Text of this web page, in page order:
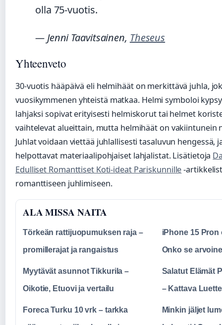
olla 75-vuotis.
— Jenni Taavitsainen, Theseus
Yhteenveto
30-vuotis hääpäivä eli helmihäät on merkittävä juhla,
vuosikymmenen yhteistä matkaa. Helmi symboloi
lahjaksi sopivat erityisesti helmiskorut tai helmet
vaihtelevat alueittain, mutta helmihäät on vakiintunein
Juhlat voidaan viettää juhlallisesti tasaluvun hengessä,
helpottavat materiaalipohjaiset lahjalistat. Lisätietoja
Edulliset Romanttiset Koti-ideat Pariskunnille-
romanttiseen juhlimiseen.
ALA MISSA NAITA
Törkeän rattijuopumuksen raja –
promillerajat ja rangaistus
iPhone 15 Pron
Onko se
Myytävät asunnot Tikkurila –
Oikotie, Etuovi ja vertailu
Salatut Elämät
– Kattava
Foreca Turku 10 vrk – tarkka Minkin jäljet